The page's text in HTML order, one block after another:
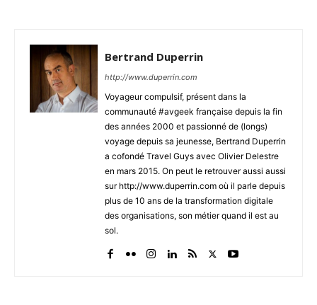
Bertrand Duperrin
http://www.duperrin.com
Voyageur compulsif, présent dans la
communauté #avgeek française depuis la fin
des années 2000 et passionné de (longs)
voyage depuis sa jeunesse, Bertrand Duperrin
a cofondé Travel Guys avec Olivier Delestre
en mars 2015. On peut le retrouver aussi aussi
sur http://www.duperrin.com où il parle depuis
plus de 10 ans de la transformation digitale
des organisations, son métier quand il est au
sol.